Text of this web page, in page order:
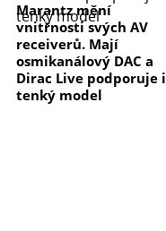
Marantz mění
vnitřnosti svých AV
receiverů. Mají
osmikanálový DAC a
Dirac Live podporuje i
tenký model